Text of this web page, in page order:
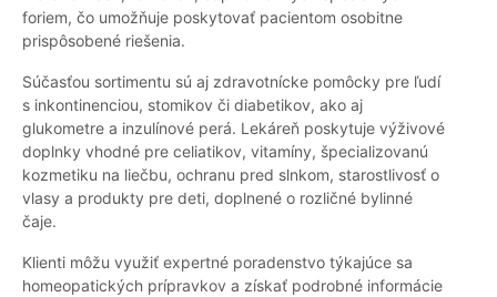
foriem, čo umožňuje poskytovať pacientom osobitne
prispôsobené riešenia.
Súčasťou sortimentu sú aj zdravotnícke pomôcky pre ľudí
s inkontinenciou, stomikov či diabetikov, ako aj
glukometre a inzulínové perá. Lekáreň poskytuje výživové
doplnky vhodné pre celiatikov, vitamíny, špecializovanú
kozmetiku na liečbu, ochranu pred slnkom, starostlivosť o
vlasy a produkty pre deti, doplnené o rozličné bylinné
čaje.
Klienti môžu využiť expertné poradenstvo týkajúce sa
homeopatických prípravkov a získať podrobné informácie